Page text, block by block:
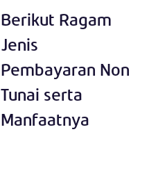
Berikut Ragam
Jenis
Pembayaran Non
Tunai serta
Manfaatnya